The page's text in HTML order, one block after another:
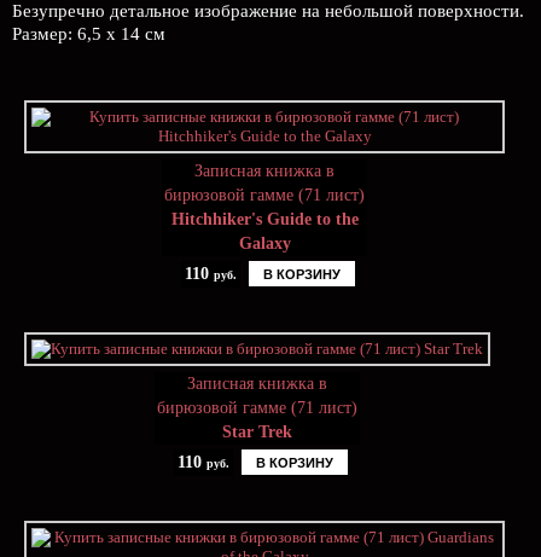
Безупречно детальное изображение на небольшой поверхности.
Размер: 6,5 х 14 см
Записная книжка в
бирюзовой гамме (71 лист)
Hitchhiker's Guide to the
Galaxy
110 руб. В КОРЗИНУ
Записная книжка в
бирюзовой гамме (71 лист)
Star Trek
110 руб. В КОРЗИНУ